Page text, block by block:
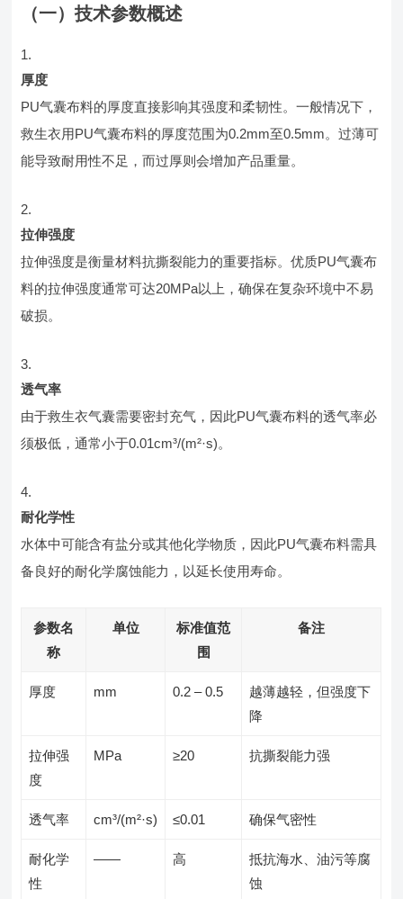
（一）技术参数概述
厚度
PU气囊布料的厚度直接影响其强度和柔韧性。一般情况下，
救生衣用PU气囊布料的厚度范围为0.2mm至0.5mm。过薄可
能导致耐用性不足，而过厚则会增加产品重量。
拉伸强度
拉伸强度是衡量材料抗撕裂能力的重要指标。优质PU气囊布
料的拉伸强度通常可达20MPa以上，确保在复杂环境中不易
破损。
透气率
由于救生衣气囊需要密封充气，因此PU气囊布料的透气率必
须极低，通常小于0.01cm³/(m²·s)。
耐化学性
水体中可能含有盐分或其他化学物质，因此PU气囊布料需具
备良好的耐化学腐蚀能力，以延长使用寿命。
参数名
称
单位
标准值范
围
备注
厚度 mm 0.2 – 0.5
越薄越轻，但强度下
降
拉伸强
度
MPa ≥20 抗撕裂能力强
透气率 cm³/(m²·s) ≤0.01 确保气密性
耐化学
性
—— 高
抵抗海水、油污等腐
蚀